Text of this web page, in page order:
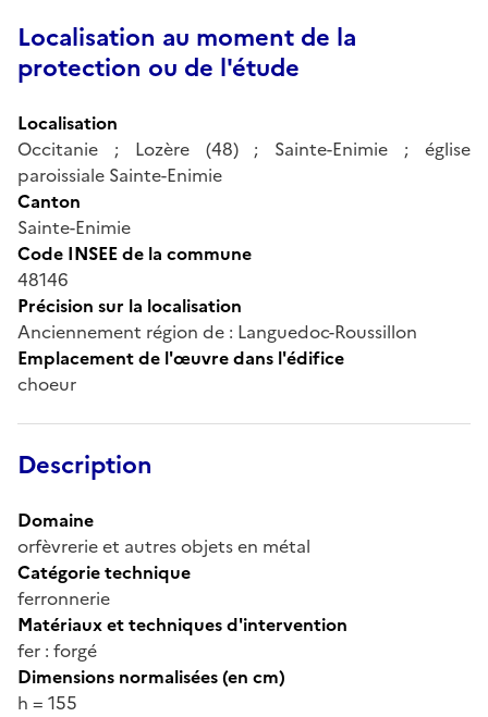
Localisation au moment de la
protection ou de l'étude
Localisation
Occitanie ; Lozère (48) ; Sainte-Enimie ; église
paroissiale Sainte-Enimie
Canton
Sainte-Enimie
Code INSEE de la commune
48146
Précision sur la localisation
Anciennement région de : Languedoc-Roussillon
Emplacement de l'œuvre dans l'édifice
choeur
Description
Domaine
orfèvrerie et autres objets en métal
Catégorie technique
ferronnerie
Matériaux et techniques d'intervention
fer : forgé
Dimensions normalisées (en cm)
h = 155